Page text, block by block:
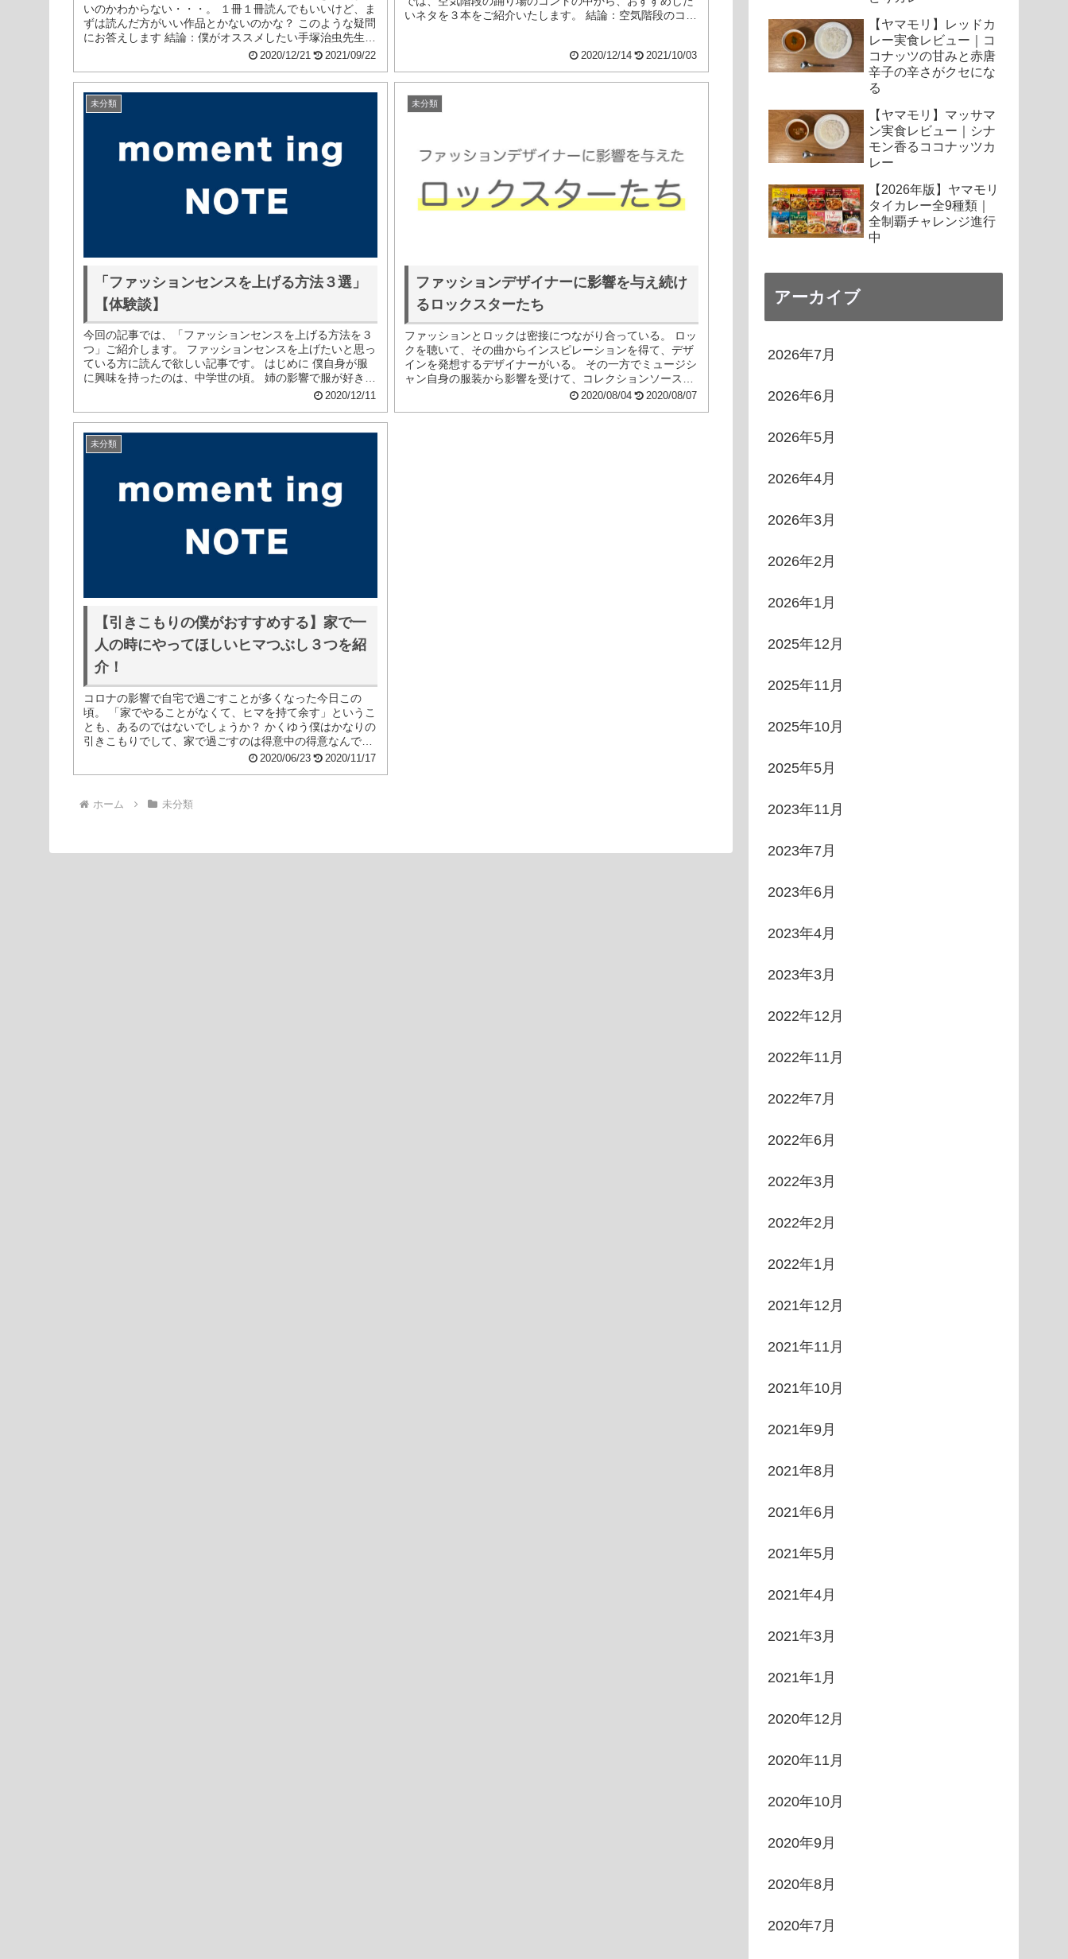
いのかわからない・・・。 １冊１冊読んでもいいけど、ま
ずは読んだ方がいい作品とかないのかな？ このような疑問
にお答えします 結論：僕がオススメしたい手塚治虫先生の
2020/12/21 2021/09/22
いネタを３本をご紹介いたします。 結論：空気階段のコン
2020/12/14 2021/10/03
未分類
「ファッションセンスを上げる方法３選」
【体験談】
今回の記事では、「ファッションセンスを上げる方法を３
つ」ご紹介します。 ファッションセンスを上げたいと思っ
ている方に読んで欲しい記事です。 はじめに 僕自身が服
に興味を持ったのは、中学世の頃。 姉の影響で服が好きに
2020/12/11
未分類
ファッションデザイナーに影響を与え続け
るロックスターたち
ファッションとロックは密接につながり合っている。 ロッ
クを聴いて、その曲からインスピレーションを得て、デザ
インを発想するデザイナーがいる。 その一方でミュージシ
ャン自身の服装から影響を受けて、コレクションソースと
2020/08/04 2020/08/07
未分類
【引きこもりの僕がおすすめする】家で一
人の時にやってほしいヒマつぶし３つを紹
介！
コロナの影響で自宅で過ごすことが多くなった今日この
頃。 「家でやることがなくて、ヒマを持て余す」というこ
とも、あるのではないでしょうか？ かくゆう僕はかなりの
引きこもりでして、家で過ごすのは得意中の得意なんで
す。 あくまで一人で過ごすのは、...2020/06/23 2020/11/17
ホーム 未分類
【ヤマモリ】レッドカ
レー実食レビュー｜コ
コナッツの甘みと赤唐
辛子の辛さがクセにな
る
【ヤマモリ】マッサマ
ン実食レビュー｜シナ
モン香るココナッツカ
レー
【2026年版】ヤマモリ
タイカレー全9種類｜
全制覇チャレンジ進行
中
アーカイブ
2026年7月
2026年6月
2026年5月
2026年4月
2026年3月
2026年2月
2026年1月
2025年12月
2025年11月
2025年10月
2025年5月
2023年11月
2023年7月
2023年6月
2023年4月
2023年3月
2022年12月
2022年11月
2022年7月
2022年6月
2022年3月
2022年2月
2022年1月
2021年12月
2021年11月
2021年10月
2021年9月
2021年8月
2021年6月
2021年5月
2021年4月
2021年3月
2021年1月
2020年12月
2020年11月
2020年10月
2020年9月
2020年8月
2020年7月